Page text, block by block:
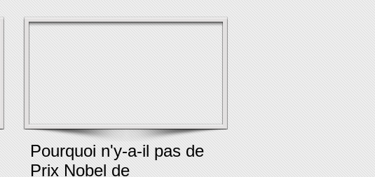
Pourquoi n'y-a-il pas de
Prix Nobel de